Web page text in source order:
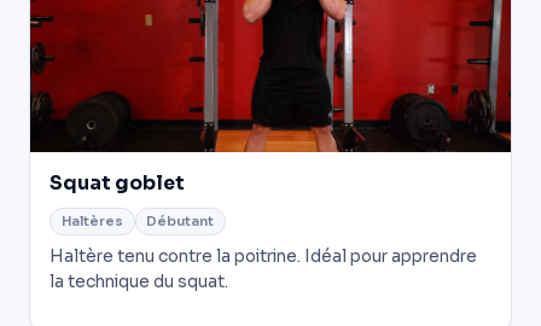
Squat goblet
Haltères Débutant
Haltère tenu contre la poitrine. Idéal pour apprendre
la technique du squat.